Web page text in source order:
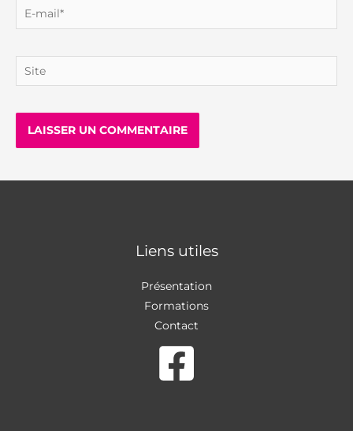
E-
mail*
Site
Liens utiles
Présentation
Formations
Contact